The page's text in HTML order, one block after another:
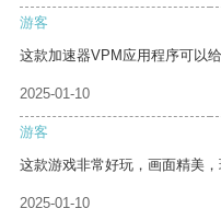
游客
这款加速器VPM应用程序可以
2025-01-10
游客
这款游戏非常好玩，画面精美，
2025-01-10